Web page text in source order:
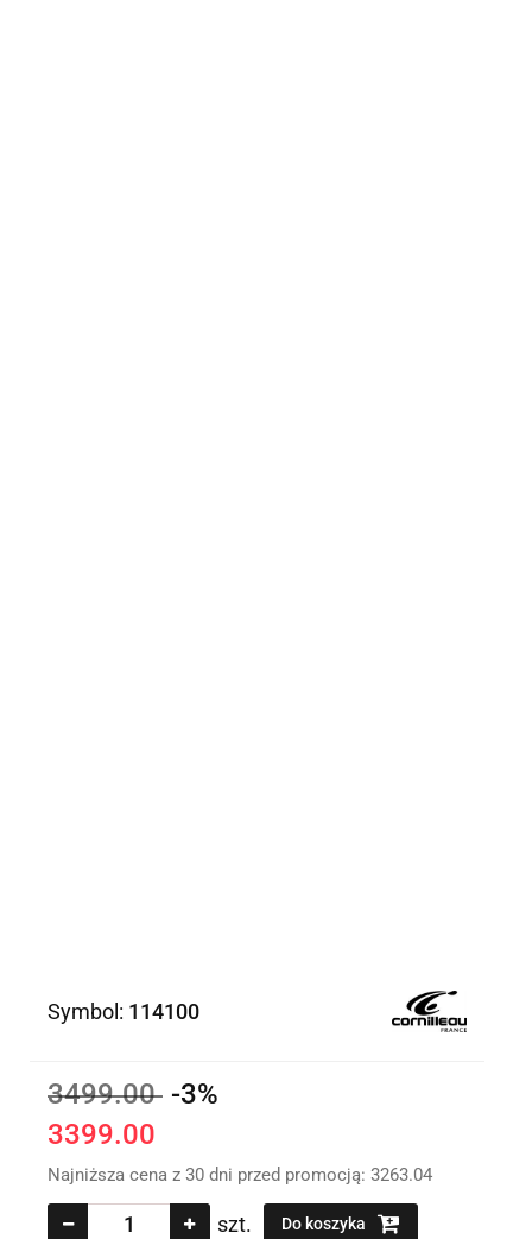
Symbol: 114100
3499.00 -3%
3399.00
Najniższa cena z 30 dni przed promocją: 3263.04
szt. Do koszyka